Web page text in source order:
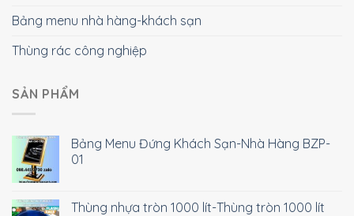
Bảng menu nhà hàng-khách sạn
Thùng rác công nghiệp
SẢN PHẨM
Bảng Menu Đứng Khách Sạn-Nhà Hàng BZP-
01
Thùng nhựa tròn 1000 lít-Thùng tròn 1000 lít